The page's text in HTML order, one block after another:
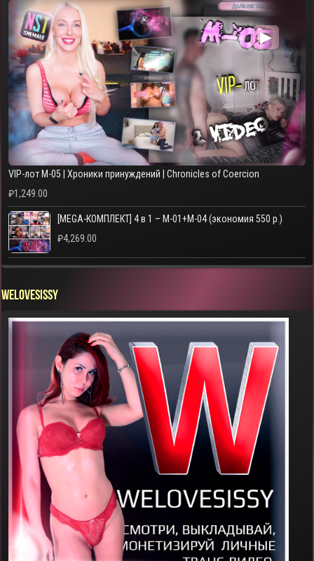
▶
VIP-лот M-05 | Хроники принуждений | Chronicles of Coercion
₽1,249.00
[MEGA-КОМПЛЕКТ] 4 в 1 – M-01+M-04 (экономия 550 р.)
₽4,269.00
WELOVESISSY